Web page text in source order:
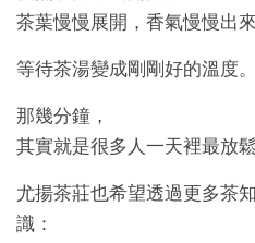
茶葉慢慢展開，香氣慢慢出來
等待茶湯變成剛剛好的溫度。
那幾分鐘，
其實就是很多人一天裡最放鬆
尤揚茶莊也希望透過更多茶
識：